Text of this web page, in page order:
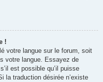
!
votre langue sur le forum, soit
votre langue. Essayez de
est possible qu’il puisse
la traduction désirée n’existe